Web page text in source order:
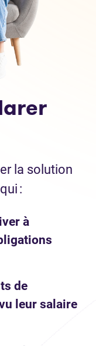
la solution
:
à
de
leur salaire